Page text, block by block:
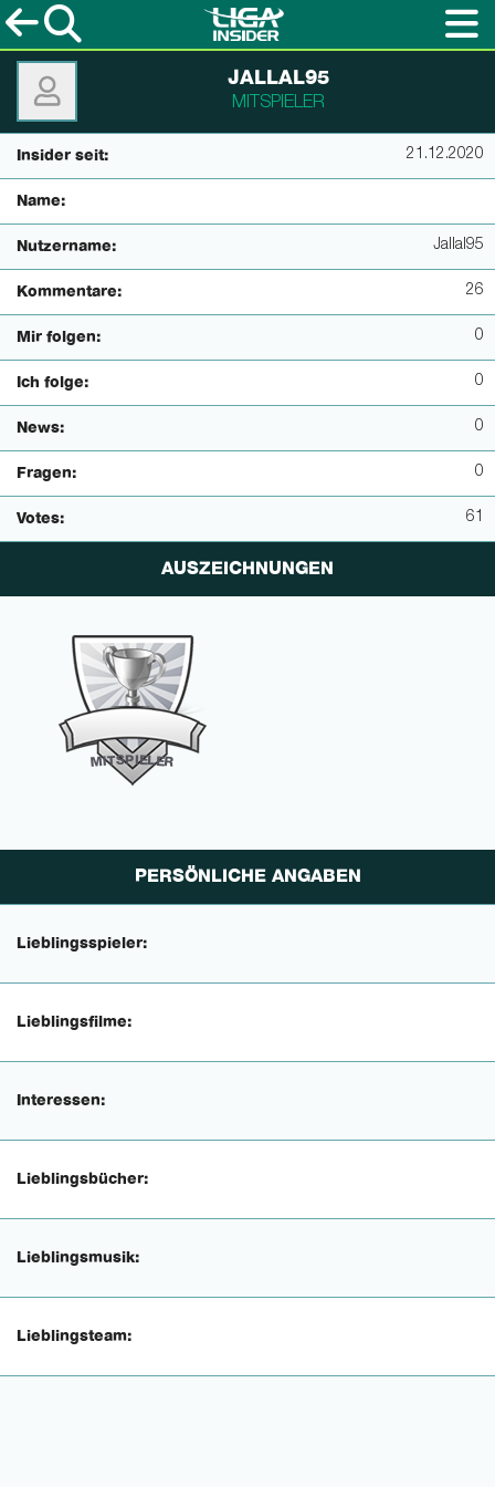
JALLAL95
MITSPIELER
Insider seit: 21.12.2020
Name:
Nutzername: Jallal95
Kommentare: 26
Mir folgen: 0
Ich folge: 0
News: 0
Fragen: 0
Votes: 61
AUSZEICHNUNGEN
MITSPIELER
PERSÖNLICHE ANGABEN
Lieblingsspieler:
Lieblingsfilme:
Interessen:
Lieblingsbücher:
Lieblingsmusik:
Lieblingsteam: